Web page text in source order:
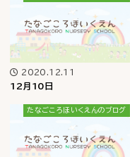
2020.12.11
12月10日
たなごころほいくえんのブログ